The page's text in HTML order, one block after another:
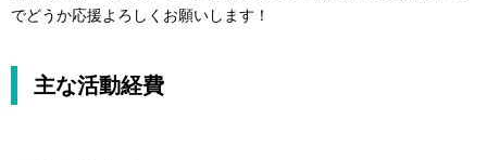
でどうか応援よろしくお願いします！
主な活動経費